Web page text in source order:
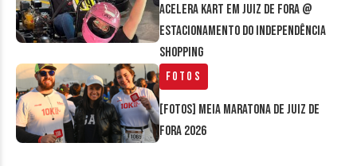
Acelera Kart em Juiz de Fora @
estacionamento do Independência
Shopping
Fotos
[FOTOS] Meia Maratona de Juiz de
Fora 2026